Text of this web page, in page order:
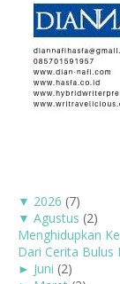
▼ 2026 (7)
▼ Agustus (2)
Menghidupkan
Dari Cerita Bulus
► Juni (2)